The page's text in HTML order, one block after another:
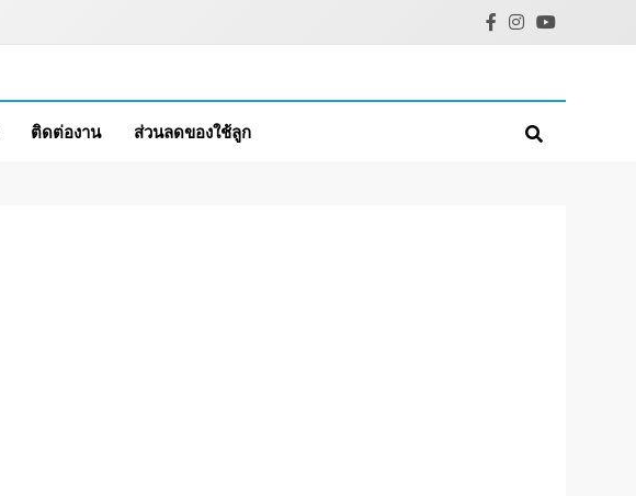
ติดต่องาน ส่วนลดของใช้ลูก